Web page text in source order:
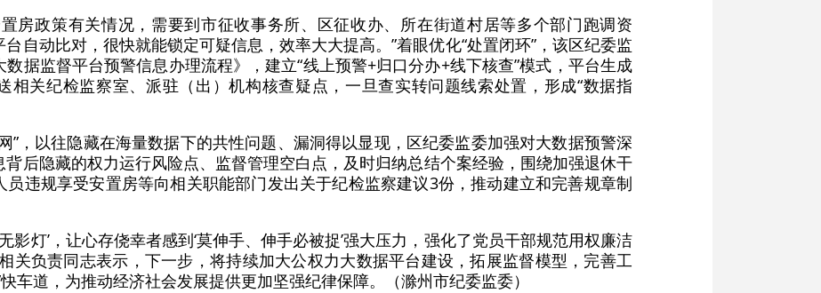
房政策有关情况，需要到市征收事务所、区征收办、所在街道村居等多个部门跑调资
自动比对，很快就能锁定可疑信息，效率大大提高。”着眼优化“处置闭环”，该区纪委监
据监督平台预警信息办理流程》，建立“线上预警+归口分办+线下核查”模式，平台生成
相关纪检监察室、派驻（出）机构核查疑点，一旦查实转问题线索处置，形成“数据指
”，以往隐藏在海量数据下的共性问题、漏洞得以显现，区纪委监委加强对大数据预警深
后隐藏的权力运行风险点、监督管理空白点，及时归纳总结个案经验，围绕加强退休干
违规享受安置房等向相关职能部门发出关于纪检监察建议3份，推动建立和完善规章制
影灯’，让心存侥幸者感到‘莫伸手、伸手必被捉’强大压力，强化了党员干部规范用权廉洁
关负责同志表示，下一步，将持续加大公权力大数据平台建设，拓展监督模型，完善工
车道，为推动经济社会发展提供更加坚强纪律保障。（滁州市纪委监委）